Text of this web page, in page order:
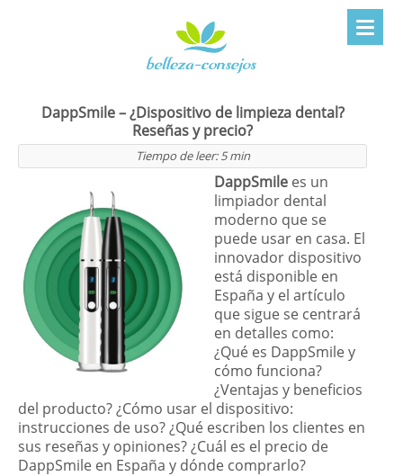
DappSmile – ¿Dispositivo de limpieza dental?
Reseñas y precio?
Tiempo de leer:5 min
DappSmile es un
limpiador dental
moderno que se
puede usar en casa. El
innovador dispositivo
está disponible en
España y el artículo
que sigue se centrará
en detalles como:
¿Qué es DappSmile y
cómo funciona?
¿Ventajas y beneficios
del producto? ¿Cómo usar el dispositivo:
instrucciones de uso? ¿Qué escriben los clientes en
sus reseñas y opiniones? ¿Cuál es el precio de
DappSmile en España y dónde comprarlo?